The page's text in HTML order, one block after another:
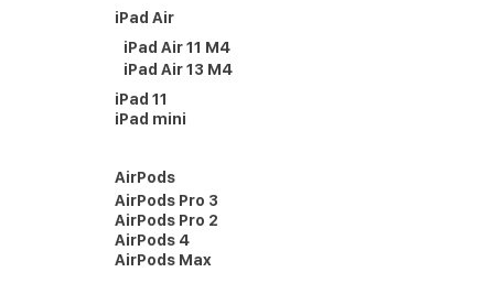
iPad Air
iPad Air 11 M4
iPad Air 13 M4
iPad 11
iPad mini
AirPods
AirPods Pro 3
AirPods Pro 2
AirPods 4
AirPods Max